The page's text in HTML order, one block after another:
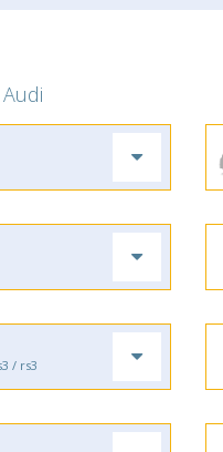
Audi
/ rs3